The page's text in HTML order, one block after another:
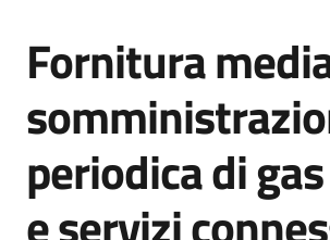
e
strumenti
acquisto
Supporto
Salta al contenuto
Fornitura
periodica di